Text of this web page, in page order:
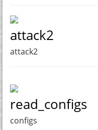
attack2
attack2
read_configs
configs